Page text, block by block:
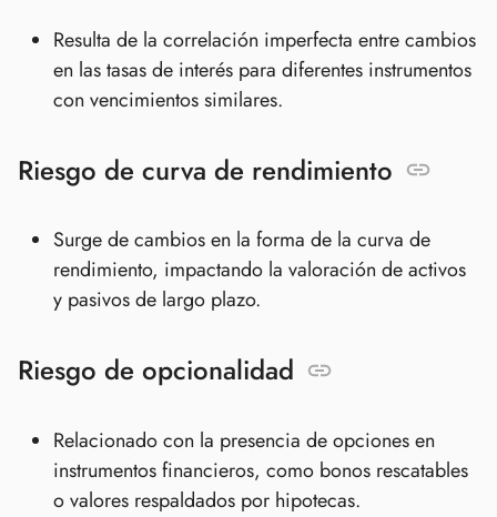
Resulta de la correlación imperfecta entre cambios
en las tasas de interés para diferentes instrumentos
con vencimientos similares.
Riesgo de curva de rendimiento
Surge de cambios en la forma de la curva de
rendimiento, impactando la valoración de activos
y pasivos de largo plazo.
Riesgo de opcionalidad
Relacionado con la presencia de opciones en
instrumentos financieros, como bonos rescatables
o valores respaldados por hipotecas.